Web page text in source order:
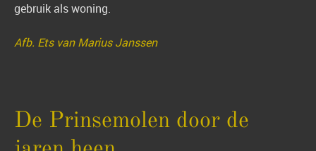
gebruik als woning.
Afb. Ets van Marius Janssen
De Prinsemolen door de